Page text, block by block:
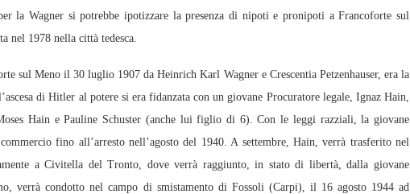
la Wagner si potrebbe ipotizzare la presenza di nipoti e pronipoti a Francoforte sul
nel 1978 nella città tedesca.
sul Meno il 30 luglio 1907 da Heinrich Karl Wagner e Crescentia Petzenhauser, era la
di Hitler al potere si era fidanzata con un giovane Procuratore legale, Ignaz Hain,
Hain e Pauline Schuster (anche lui figlio di 6). Con le leggi razziali, la giovane
fino all’arresto nell’agosto del 1940. A settembre, Hain, verrà trasferito nel
a Civitella del Tronto, dove verrà raggiunto, in stato di libertà, dalla giovane
verrà condotto nel campo di smistamento di Fossoli (Carpi), il 16 agosto 1944 ad